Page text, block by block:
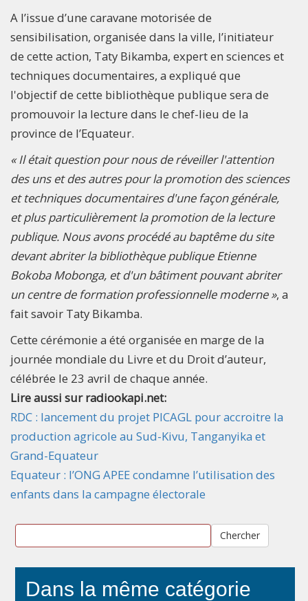
A l’issue d’une caravane motorisée de
sensibilisation, organisée dans la ville, l’initiateur
de cette action, Taty Bikamba, expert en sciences et
techniques documentaires, a expliqué que
l'objectif de cette bibliothèque publique sera de
promouvoir la lecture dans le chef-lieu de la
province de l’Equateur.
« Il était question pour nous de réveiller l'attention
des uns et des autres pour la promotion des sciences
et techniques documentaires d'une façon générale,
et plus particulièrement la promotion de la lecture
publique. Nous avons procédé au baptême du site
devant abriter la bibliothèque publique Etienne
Bokoba Mobonga, et d'un bâtiment pouvant abriter
un centre de formation professionnelle moderne », a
fait savoir Taty Bikamba.
Cette cérémonie a été organisée en marge de la
journée mondiale du Livre et du Droit d’auteur,
célébrée le 23 avril de chaque année.
Lire aussi sur radiookapi.net:
RDC : lancement du projet PICAGL pour accroitre la
production agricole au Sud-Kivu, Tanganyika et
Grand-Equateur
Equateur : l’ONG APEE condamne l’utilisation des
enfants dans la campagne électorale
Chercher
Dans la même catégorie